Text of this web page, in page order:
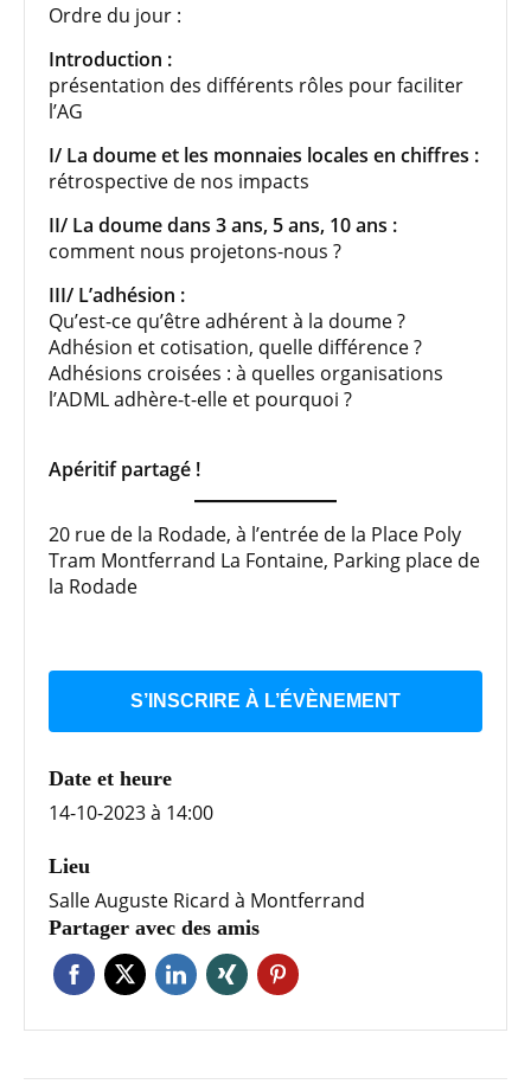
Ordre du jour :
Introduction :
présentation des différents rôles pour faciliter
l’AG
I/ La doume et les monnaies locales en chiffres :
rétrospective de nos impacts
II/ La doume dans 3 ans, 5 ans, 10 ans :
comment nous projetons-nous ?
III/ L’adhésion :
Qu’est-ce qu’être adhérent à la doume ?
Adhésion et cotisation, quelle différence ?
Adhésions croisées : à quelles organisations
l’ADML adhère-t-elle et pourquoi ?
Apéritif partagé !
20 rue de la Rodade, à l’entrée de la Place Poly
Tram Montferrand La Fontaine, Parking place de
la Rodade
S’INSCRIRE À L’ÉVÈNEMENT
Date et heure
14-10-2023 à 14:00
Lieu
Salle Auguste Ricard à Montferrand
Partager avec des amis